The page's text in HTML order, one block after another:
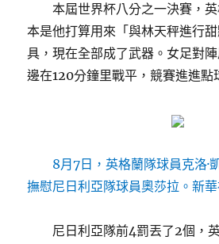
本屆世界杯八分之一決賽，
本是他打算用來「與林天秤進行
具，現在全部成了武器。女足對
邊在120分鐘里戰平，競賽進進點
8月7日，英格蘭隊球員克洛·
撫慰尼日利亞隊球員奧莎拉。新
尼日利亞隊前4罰丟了2個，